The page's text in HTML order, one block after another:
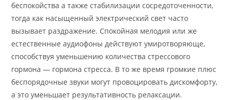
беспокойства а также стабилизации сосредоточенности,
тогда как насыщенный электрический свет часто
вызывает раздражение. Спокойная мелодия или же
естественные аудиофоны действуют умиротворяюще,
способствуя уменьшению количества стрессового
гормона — гормона стресса. В то же время громкие плюс
беспорядочные звуки могут провоцировать дискомфорту,
а это уменьшает результативность релаксации.